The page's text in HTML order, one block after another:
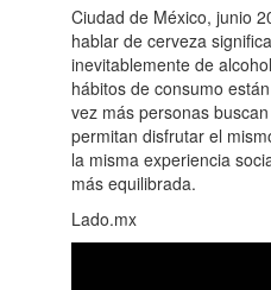
Ciudad de México, junio
hablar de cerveza
inevitablemente de
hábitos de consumo
vez más personas
permitan disfrutar el
la misma experiencia
más equilibrada.
Lado.mx